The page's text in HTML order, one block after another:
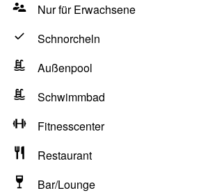
Nur für Erwachsene
Schnorcheln
Außenpool
Schwimmbad
Fitnesscenter
Restaurant
Bar/Lounge